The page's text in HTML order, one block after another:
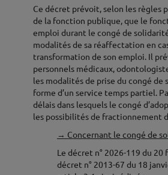
Ce décret prévoit, selon les règles
de la fonction publique, que le
emploi durant le congé de
modalités de sa réaffectation en
transformation de son emploi. Il
personnels médicaux,
les modalités de prise du congé
forme d’un service temps partiel.
délais dans lesquels le congé
les possibilités de fractionnement
→ Concernant le congé de
Le décret n° 2026-119 du
décret n° 2013-67 du 18